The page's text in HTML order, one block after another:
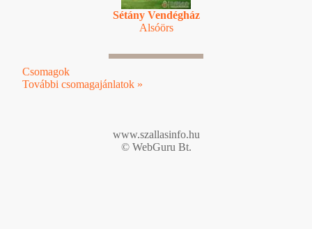
Sétány Vendégház
Alsóörs
Csomagok
További csomagajánlatok »
www.szallasinfo.hu
© WebGuru Bt.